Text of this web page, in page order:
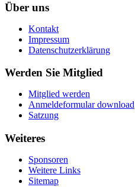
Über uns
Kontakt
Impressum
Datenschutzerklärung
Werden Sie Mitglied
Mitglied werden
Anmeldeformular download
Satzung
Weiteres
Sponsoren
Weitere Links
Sitemap